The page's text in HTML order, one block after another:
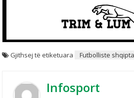
Gjithsej të etiketuara Futbolliste
Infosport